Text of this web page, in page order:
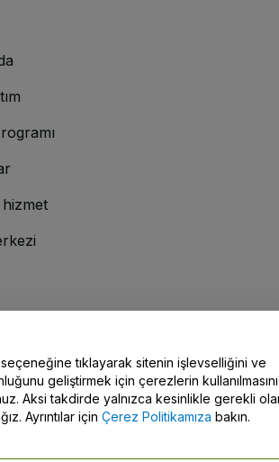
/ Bize Ulaşın
tıklayarak sitenin işlevselliğini ve
geliştirmek için çerezlerin kullanılmasını
Aksi takdirde yalnızca kesinlikle gerekli
Ayrıntılar için Çerez Politikamıza bakın.